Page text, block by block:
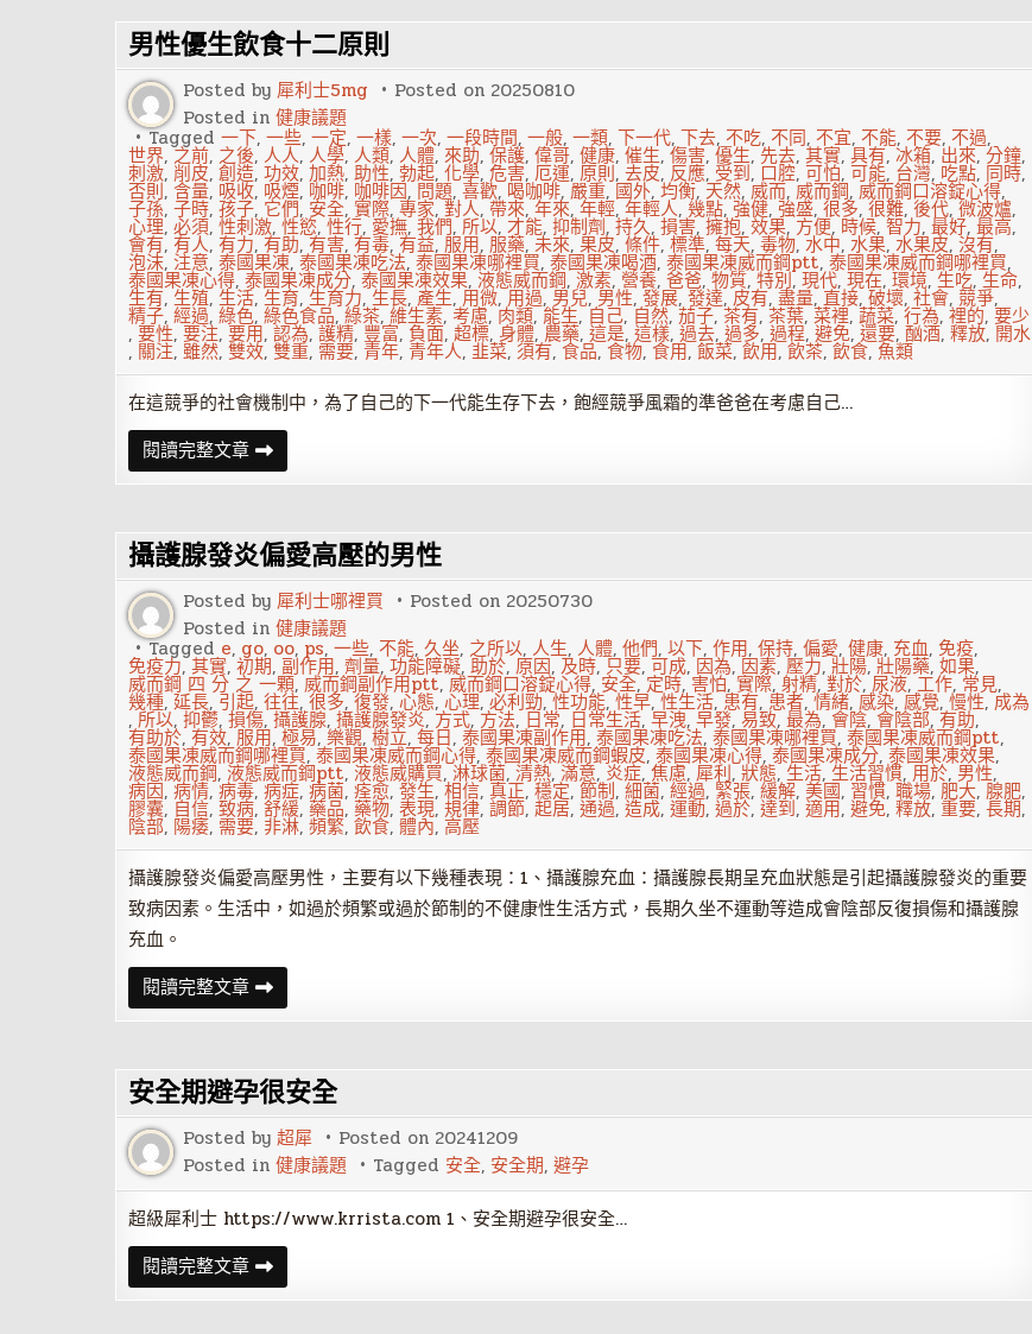
發
愛
侶
性
潛
力
男性優生飲食十二原則
Posted by 犀利士5mg Posted on 20250810
Posted in 健康議題
Tagged 一下, 一些, 一定, 一樣, 一次, 一段時間, 一般, 一類, 下一代, 下去, 不吃, 不同, 不宜, 不能, 不要, 不過,
世界,之前, 之後, 人人, 人學, 人類, 人體,來助, 保護, 偉哥, 健康, 催生,傷害,優生,先去,其實, 具有,冰箱,出來,分鐘,
刺激, 削皮, 創造, 功效, 加熱, 助性, 勃起, 化學, 危害, 厄運, 原則, 去皮, 反應, 受到, 口腔, 可怕, 可能, 台灣, 吃點, 同時,
否則, 含量, 吸收, 吸煙, 咖啡, 咖啡因,問題, 喜歡,喝咖啡,嚴重,國外,均衡,天然, 威而, 威而鋼, 威而鋼口溶錠心得,
子孫, 子時, 孩子, 它們, 安全, 實際, 專家,對人, 帶來,年來,年輕, 年輕人,幾點,強健,強盛,很多,很難,後代,微波爐,
心理, 必須, 性刺激, 性慾,性行,愛撫,我們,所以, 才能, 抑制劑, 持久, 損害,擁抱,效果,方便,時候,智力,最好,最高,
會有, 有人, 有力,有助,有害,有毒,有益,服用, 服藥,未來,果皮,條件,標準,每天,毒物,水中, 水果,水果皮,沒有,
泡沫, 注意, 泰國果凍,泰國果凍吃法,泰國果凍哪裡買, 泰國果凍喝酒,泰國果凍威而鋼ptt, 泰國果凍威而鋼哪裡買,
泰國果凍心得,泰國果凍成分,泰國果凍效果,液態威而鋼,激素,營養, 爸爸,物質,特別, 現代,現在,環境,生吃, 生命,
生有,生殖, 生活,生育,生育力,生長, 產生,用微,用過,男兒,男性, 發展,發達,皮有,盡量,直接,破壞,社會, 競爭,
精子, 經過, 綠色, 綠色食品,綠茶, 維生素, 考慮,肉類,能生,自己, 自然,茄子,茶有,茶葉, 菜裡,蔬菜,行為,裡的, 要少
,要性, 要注, 要用, 認為,護精, 豐富, 負面, 超標, 身體, 農藥, 這是, 這樣,過去, 過多, 過程, 避免, 還要, 酗酒, 釋放, 開水
, 關注, 雖然, 雙效, 雙重, 需要, 青年, 青年人, 韭菜,須有,食品,食物,食用,飯菜,飲用,飲茶,飲食,魚類
在這競爭的社會機制中，為了自己的下一代能生存下去，飽經競爭風霜的準爸爸在考慮自己…
閱讀完整文章男
性
優
食
十
二
原
則
攝護腺發炎偏愛高壓的男性
Posted by 犀利士哪裡買 Posted on 20250730
Posted in 健康議題
Tagged e, go, oo, ps, 一些, 不能, 久坐, 之所以, 人生, 人體, 他們, 以下, 作用, 保持, 偏愛, 健康, 充血, 免疫,
免疫力,其實,初期, 副作用, 劑量,功能障礙, 助於, 原因, 及時,只要,可成,因為,因素, 壓力,壯陽,壯陽藥, 如果,
威而鋼 四 分 之 一顆,威而鋼副作用ptt, 威而鋼口溶錠心得,安全,定時,害怕,實際,射精,對於,尿液,工作,常見,
幾種,延長,引起, 往往,很多,復發,心態,心理,必利勁,性功能, 性早,性生活,患有,患者,情緒,感染,感覺,慢性,成為
,所以, 抑鬱,損傷,攝護腺,攝護腺發炎,方式, 方法,日常, 日常生活, 早洩, 早發,易致,最為,會陰,會陰部,有助,
有助於,有效,服用,極易,樂觀,樹立, 每日, 泰國果凍副作用, 泰國果凍吃法, 泰國果凍哪裡買,泰國果凍威而鋼ptt,
泰國果凍威而鋼哪裡買,泰國果凍威而鋼心得,泰國果凍威而鋼蝦皮,泰國果凍心得,泰國果凍成分,泰國果凍效果,
液態威而鋼,液態威而鋼ptt,液態威購買,淋球菌, 清熱,滿意,炎症,焦慮,犀利,狀態,生活,生活習慣,用於,男性,
病因,病情,病毒,病症,病菌, 痊愈,發生,相信, 真正,穩定,節制, 細菌,經過, 緊張,緩解, 美國, 習慣,職場,肥大, 腺肥,
膠囊, 自信, 致病, 舒緩, 藥品, 藥物, 表現, 規律, 調節, 起居, 通過, 造成, 運動, 過於, 達到, 適用, 避免, 釋放, 重要, 長期,
陰部, 陽痿, 需要, 非淋, 頻繁, 飲食, 體內, 高壓
攝護腺發炎偏愛高壓男性，主要有以下幾種表現：1、攝護腺充血：攝護腺長期呈充血狀態是引起攝護腺發炎的重要
致病因素。生活中，如過於頻繁或過於節制的不健康性生活方式，長期久坐不運動等造成會陰部反復損傷和攝護腺
充血。
閱讀完整文章攝
護
腺
偏
愛
高
壓
的
男
安全期避孕很安全
Posted by 超犀 Posted on 20241209
Posted in 健康議題 Tagged 安全, 安全期, 避孕
超級犀利士 https://www.krrista.com 1、安全期避孕很安全…
閱讀完整文章安
全
期